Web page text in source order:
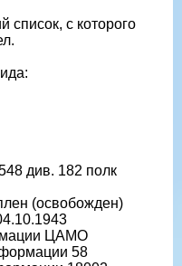
список, с которого
див. 182 полк
(освобожден)
ЦАМО
58